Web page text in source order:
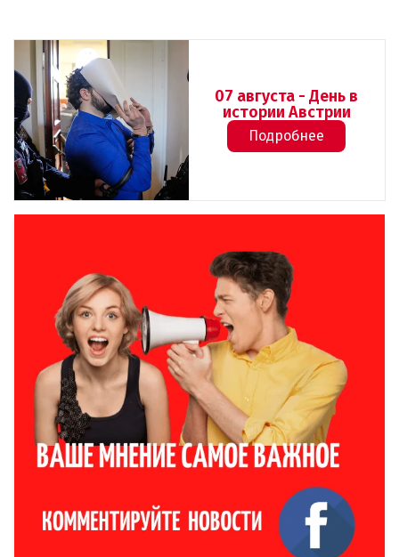
07 августа - День в
истории Австрии
Подробнее